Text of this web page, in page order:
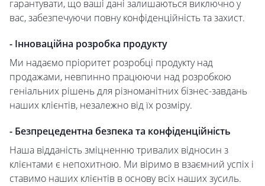
гарантувати, що ваші дані залишаються виключно у
вас, забезпечуючи повну конфіденційність та захист.
- Інноваційна розробка продукту
Ми надаємо пріоритет розробці продукту над
продажами, невпинно працюючи над розробкою
геніальних рішень для різноманітних бізнес-завдань
наших клієнтів, незалежно від їх розміру.
- Безпрецедентна безпека та конфіденційність
Наша відданість зміцненню тривалих відносин з
клієнтами є непохитною. Ми віримо в взаємний успіх і
ставимо наших клієнтів в основу всіх наших зусиль.